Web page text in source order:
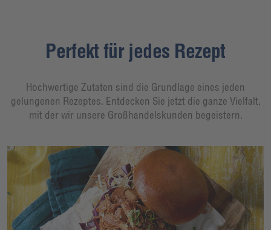
Perfekt für jedes Rezept
Hochwertige Zutaten sind die Grundlage eines jeden
gelungenen Rezeptes. Entdecken Sie jetzt die ganze Vielfalt,
mit der wir unsere Großhandelskunden begeistern.